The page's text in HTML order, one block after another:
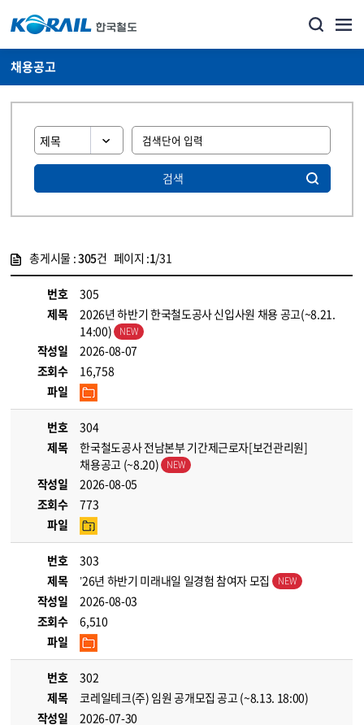
채용공고
검색
총게시물 :305건 페이지 :1/31
번호
305
제목
2026년 하반기 한국철도공사 신입사원 채용 공고(~8.21.
14:00)
작성일
2026-08-07
조회수
16,758
파일
번호
304
제목
한국철도공사 전남본부 기간제근로자[보건관리원]
채용공고 (~8.20)
작성일
2026-08-05
조회수
773
파일
번호
303
제목
’26년 하반기 미래내일 일경험 참여자 모집
작성일
2026-08-03
조회수
6,510
파일
번호
302
제목
코레일테크(주) 임원 공개모집 공고 (~8.13. 18:00)
작성일
2026-07-30